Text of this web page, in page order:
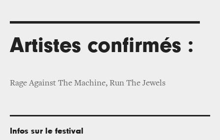
Artistes confirmés :
Rage Against The Machine, Run The Jewels
Infos sur le festival